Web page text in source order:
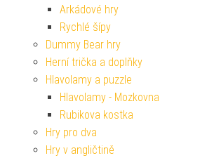
Arkádové hry
Rychlé šípy
Dummy Bear hry
Herní trička a doplňky
Hlavolamy a puzzle
Hlavolamy - Mozkovna
Rubikova kostka
Hry pro dva
Hry v angličtině